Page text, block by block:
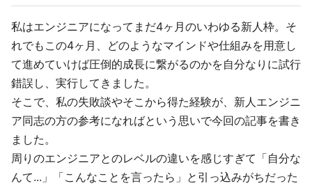
私はエンジニアになってまだ4ヶ月のいわゆる新人枠。そ
れでもこの4ヶ月、どのようなマインドや仕組みを用意し
て進めていけば圧倒的成長に繋がるのかを自分なりに試行
錯誤し、実行してきました。
そこで、私の失敗談やそこから得た経験が、新人エンジニ
ア同志の方の参考になればという思いで今回の記事を書き
ました。
周りのエンジニアとのレベルの違いを感じすぎて「自分な
んて...」「こんなことを言ったら」と引っ込みがちだった